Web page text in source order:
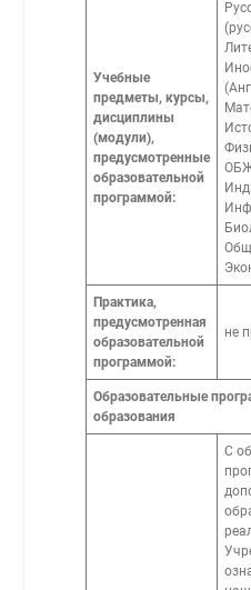
Учебные
предметы, курсы,
дисциплины
(модули),
предусмотренные
образовательной
программой:
Практика,
предусмотренная
образовательной
программой:
не
Образовательные
образования
С